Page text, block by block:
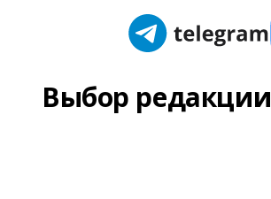
Выбор редакции